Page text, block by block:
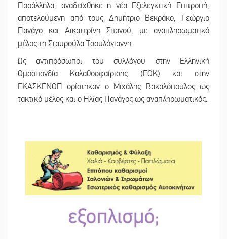
Παράλληλα, αναδείχθηκε η νέα Εξελεγκτική Επιτροπή,
αποτελούμενη από τους Δημήτριο Βεκράκο, Γεώργιο
Πανάγο και Αικατερίνη Σπανού, με αναπληρωματικό
μέλος τη Σταυρούλα Τσουλόγιαννη.
Ως αντιπρόσωποι του συλλόγου στην Ελληνική
Ομοσπονδία Καλαθοσφαίρισης (ΕΟΚ) και στην
ΕΚΑΣΚΕΝΟΠ ορίστηκαν ο Μιχάλης Βακαλόπουλος ως
τακτικό μέλος και ο Ηλίας Πανάγος ως αναπληρωματικός.